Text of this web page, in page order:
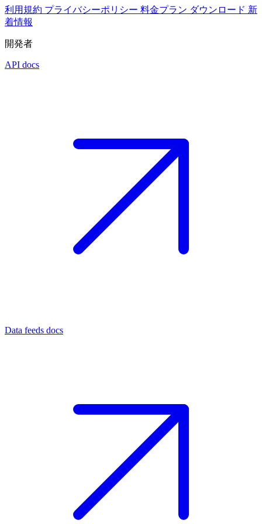
利用規約 プライバシーポリシー 料金プラン ダウンロード 新
着情報
開発者
API docs
Data feeds docs